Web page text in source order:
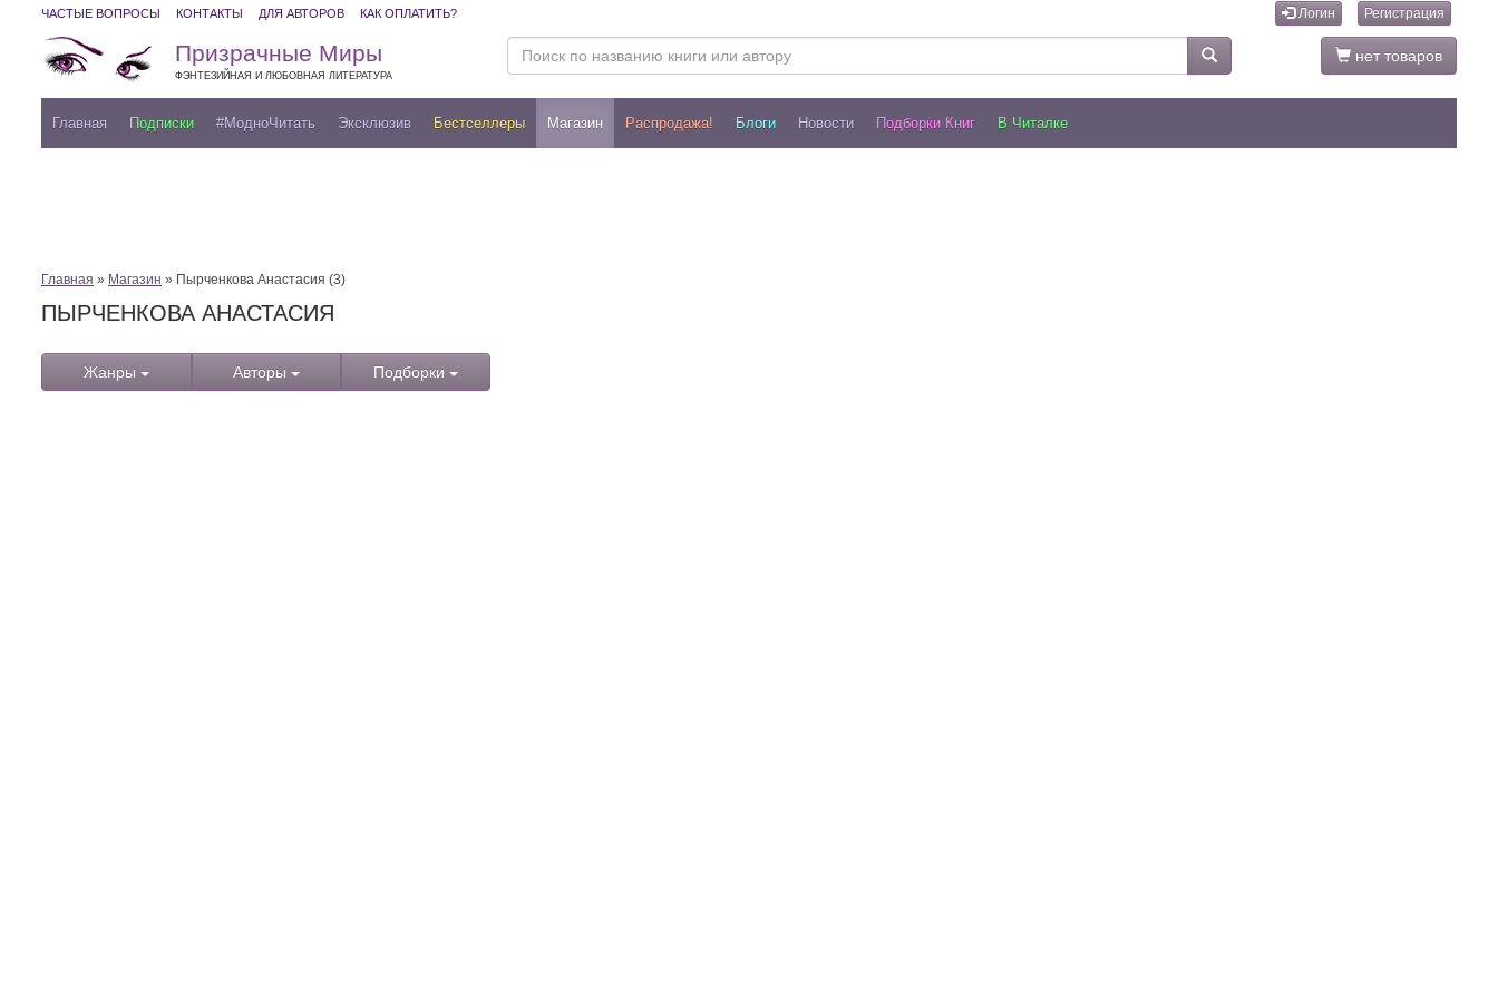
ЧАСТЫЕ ВОПРОСЫ КОНТАКТЫ ДЛЯ АВТОРОВ КАК ОПЛАТИТЬ? Логин Регистрация
Призрачные Миры
ФЭНТЕЗИЙНАЯ И ЛЮБОВНАЯ ЛИТЕРАТУРА
нет товаров
Главная Подписки #МодноЧитать Эксклюзив Бестселлеры Магазин Распродажа! Блоги Новости Подборки Книг В Читалке
Главная » Магазин » Пырченкова Анастасия (3)
ПЫРЧЕНКОВА АНАСТАСИЯ
Жанры Авторы Подборки